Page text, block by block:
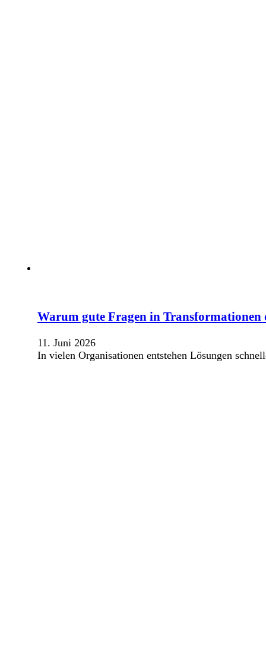
Warum gute Fragen in
11. Juni 2026
In vielen Organisationen entstehen Lösungen